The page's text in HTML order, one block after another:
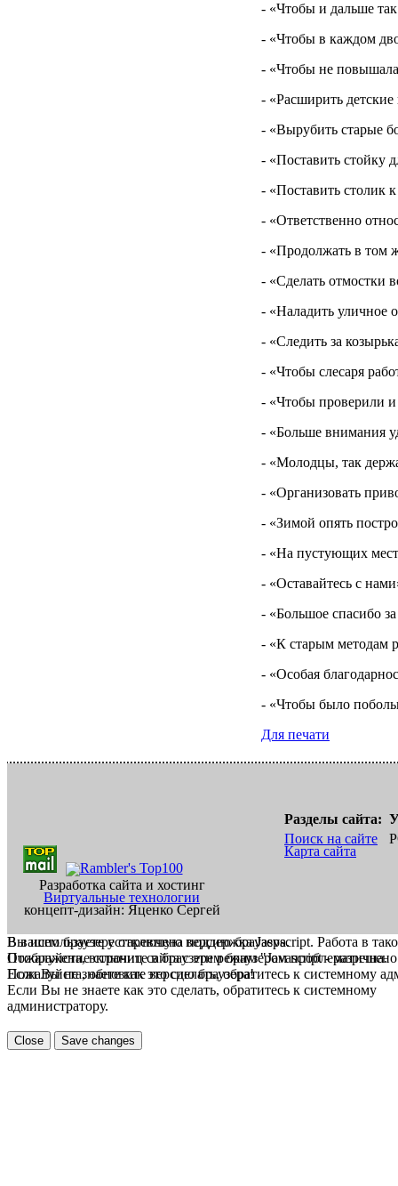
- «Чтобы и дальше
- «Чтобы в каждом
- «Чтобы не
- «Расширить
- «Вырубить старые
- «Поставить стойку
- «Поставить столик
- «Ответственно
- «Продолжать в том
- «Сделать отмостки
- «Наладить уличное
- «Следить за
- «Чтобы слесаря
- «Чтобы проверили и
- «Больше внимания
- «Молодцы, так
- «Организовать
- «Зимой опять
- «На пустующих
- «Оставайтесь с
- «Большое спасибо
- «К старым методам
- «Особая
- «Чтобы было
Для печати
Разработка сайта и хостинг
Виртуальные технологии
концепт-дизайн: Яценко Сергей
Разделы сайта:
Поиск на сайте
Карта сайта
В вашем браузере отключена поддержка Jasvscript. Работа в
Пожалуйста, включите в браузере режим "Javascript -
Если Вы не знаете как это сделать, обратитесь к системному
Вы используете устаревшую версию браузера.
Отображение страниц сайта с этим браузером проблематична.
Пожалуйста, обновите версию браузера!
Если Вы не знаете как это сделать, обратитесь к системному
администратору.
Close Save changes